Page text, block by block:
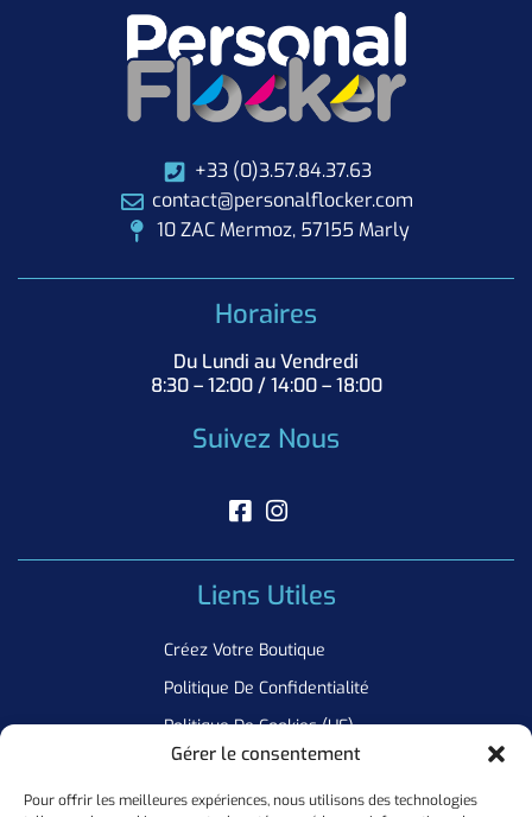
Gérer le consentement
Pour offrir les meilleures expériences, nous utilisons des technologies
+33 (0)3.57.84.37.63
contact@personalflocker.com
10 ZAC Mermoz, 57155 Marly
Horaires
Du Lundi au Vendredi
8:30 – 12:00 / 14:00 – 18:00
Suivez Nous
Liens Utiles
Créez Votre Boutique
Politique De Confidentialité
Politique De Cookies (UE)